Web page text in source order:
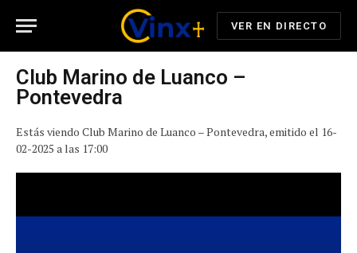
VER EN DIRECTO
Club Marino de Luanco –
Pontevedra
Estás viendo Club Marino de Luanco – Pontevedra, emitido el 16-
02-2025 a las 17:00